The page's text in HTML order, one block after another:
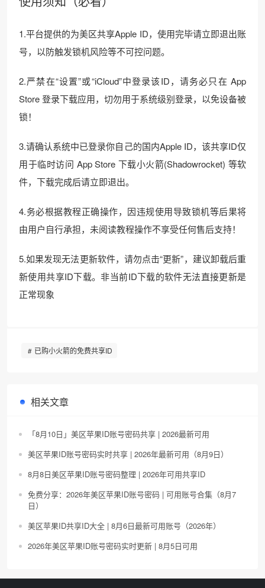
1.平台提供的为美区共享Apple ID，使用完毕请立即退出账
号，以防触发锁机风险等不可控问题。
2.严禁在“设置”或“iCloud”中登录该ID，请务必只在 App
Store 登录下载应用，切勿用于系统级别登录，以免设备被
锁！
3.请确认系统中已登录你自己的国内Apple ID，该共享ID仅
用于临时访问 App Store 下载小火箭(Shadowrocket) 等软
件，下载完成后请立即退出。
4.务必根据教程正确操作，因违规使用导致锁机等后果将
由用户自行承担，未阅读教程操作不享受任何售后支持！
5.如果发现无法更新软件，请勿点击“更新”，建议卸载后重
新使用共享ID下载。非当前ID下载的软件无法直接更新是
正常现象
已购小火箭的免费共享ID
相关文章
「8月10日」美区苹果ID账号密码共享 | 2026最新可用
美区苹果ID账号密码实时共享 | 2026年最新可用（8月9日）
8月8日美区苹果ID账号密码整理 | 2026年可用共享ID
免费分享：2026年美区苹果ID账号密码 | 可用账号合集（8月7
日）
美区苹果ID共享ID大全 | 8月6日最新可用账号（2026年）
2026年美区苹果ID账号密码实时更新 | 8月5日可用